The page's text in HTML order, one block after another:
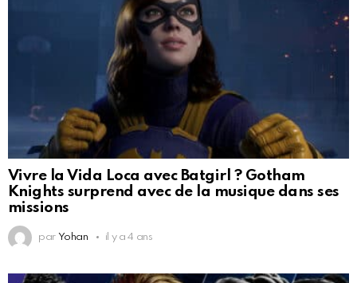
Vivre la Vida Loca avec Batgirl ? Gotham
Knights surprend avec de la musique dans ses
missions
par Yohan il y a 4 ans